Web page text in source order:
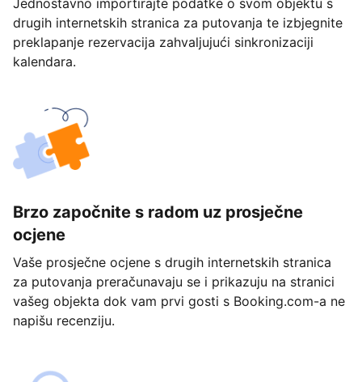
Jednostavno importirajte podatke o svom objektu s
drugih internetskih stranica za putovanja te izbjegnite
preklapanje rezervacija zahvaljujući sinkronizaciji
kalendara.
Brzo započnite s radom uz prosječne
ocjene
Vaše prosječne ocjene s drugih internetskih stranica
za putovanja preračunavaju se i prikazuju na stranici
vašeg objekta dok vam prvi gosti s Booking.com-a ne
napišu recenziju.